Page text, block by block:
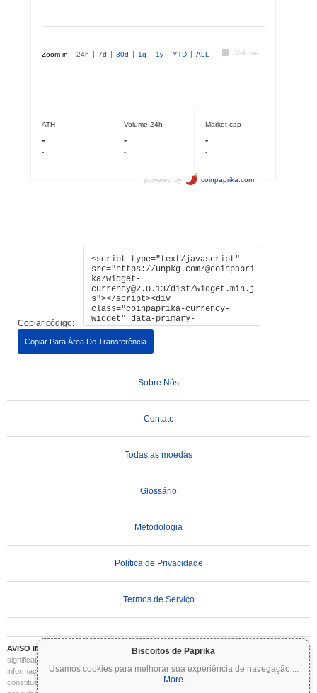
Biscoitos de Paprika
Usamos cookies para melhorar sua experiência de navegação ...
More
Copiar código:
Copiar Para Área De Transferência
Sobre Nós
Contato
Todas as moedas
Glossário
Metodologia
Política de Privacidade
Termos de Serviço
AVISO IMPORTANTE:
As criptomoedas são altamente voláteis e envolvem riscos
significativos. Você pode perder parte ou todo o seu investimento. Todas as
informações no Coinpaprika são fornecidas apenas para fins informativos e não
constituem aconselhamento financeiro ou de investimento. Sempre faça sua própria